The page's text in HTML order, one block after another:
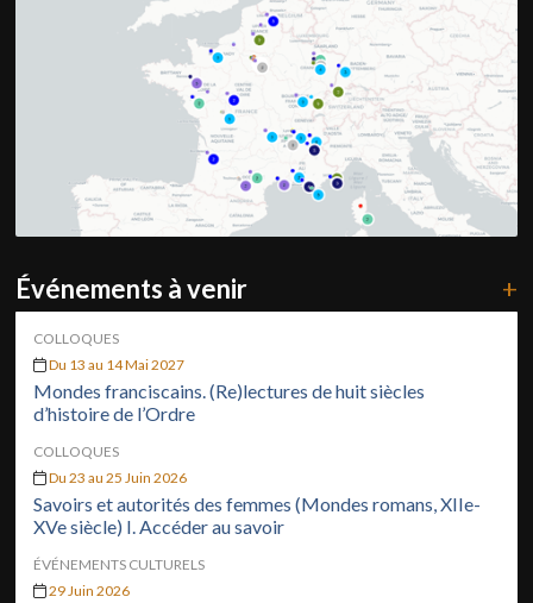
Événements à venir +
COLLOQUES
Du 13 au 14 Mai 2027
Mondes franciscains. (Re)lectures de huit siècles
d’histoire de l’Ordre
COLLOQUES
Du 23 au 25 Juin 2026
Savoirs et autorités des femmes (Mondes romans, XIIe-
XVe siècle) I. Accéder au savoir
ÉVÉNEMENTS CULTURELS
29 Juin 2026